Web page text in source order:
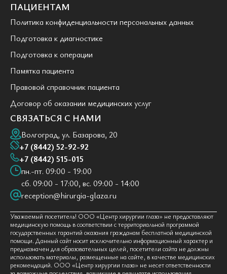
ПАЦИЕНТАМ
Политика конфиденциальности персональных данных
Подготовка к диагностике
Подготовка к операции
Памятка пациента
Правовой справочник пациента
Договор об оказании медицинских услуг
СВЯЗАТЬСЯ С НАМИ
Волгоград, ул. Базарова, 20
+7 (8442) 52-92-92
+7 (8442) 515-015
пн.-пт. 09:00 - 19:00
сб. 09:00 - 17:00, вс. 09:00 - 14:00
reception@hirurgia-glaza.ru
Уважаемый посетитель! ООО «Центр хирургии глаза» не предоставляют
медицинскую помощь в соответствии с территориальной программой
государственных гарантий оказания гражданам бесплатной медицинской
помощи. Данный сайт носит исключительно информационный характер и
предназначен для образовательных целей, посетители сайта не должны
использовать материалы, размещенные на сайте, в качестве медицинских
рекомендаций. ООО «Центр хирургии глаза» не несет ответственности